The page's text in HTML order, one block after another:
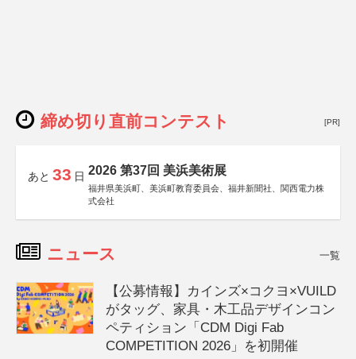
締め切り直前コンテスト [PR]
あと 33 日 2026 第37回 美浜美術展
福井県美浜町、美浜町教育委員会、福井新聞社、関西電力株
式会社
ニュース 一覧
【公募情報】カインズ×コクヨ×VUILD
がタッグ、家具・木工品デザインコン
ペティション「CDM Digi Fab
COMPETITION 2026」を初開催